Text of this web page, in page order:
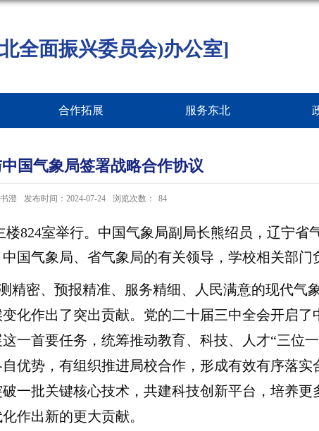
全面振兴委员会)办公室]
合作拓展 服务东北
国气象局签署战略合作协议
澄 发布时间：2024-07-24 浏览次数： 84
824室举行。中国气象局副局长熊绍员，辽宁省
国气象局、省气象局的有关领导，学校相关部
精密、预报精准、服务精细、人民满意的现代气
化作出了突出贡献。党的二十届三中全会开启
一首要任务，统筹推动教育、科技、人才“三位
优势，有组织推进局校合作，形成有效有序落
一批关键核心技术，共建科技创新平台，培养
作出新的更大贡献。